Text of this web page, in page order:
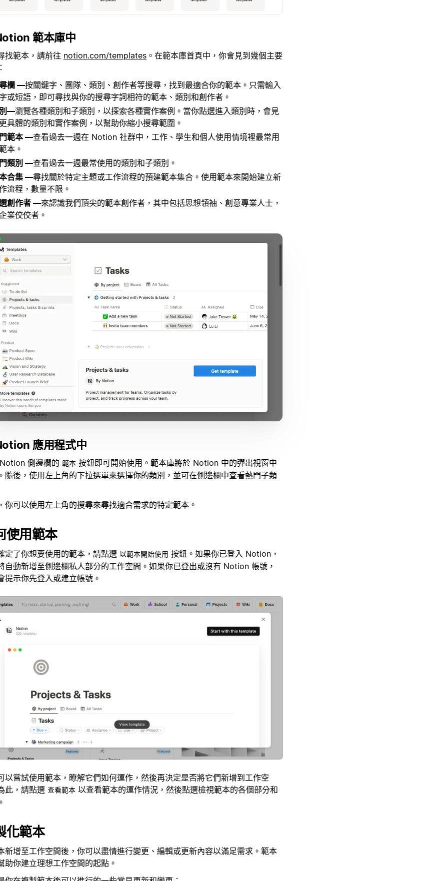
範本庫中
找範本，請前往 notion.com/templates 。在範本庫首頁中，你會見到幾個主要
欄 —按關鍵字、團隊、類別、創作者等搜尋，找到最適合你的範本。只需輸入
或短語，即可尋找與你的搜尋字詞相符的範本、類別和創作者。
—瀏覽各種類別和子類別，以探索各種實作案例。當你點選進入類別時，會見
具體的類別和實作案例，以幫助你縮小搜尋範圍。
範本 —查看過去一週在 Notion 社群中，工作、學生和個人使用情境裡最常用
本。
類別 —查看過去一週最常使用的類別和子類別。
合集 —尋找關於特定主題或工作流程的預建範本集合。使用範本來開始建立新
流程，數量不限。
創作者 —來認識我們頂尖的範本創作者，其中包括思想領袖、創意專業人士，
業佼佼者。
應用程式中
側邊欄的 範本 按鈕即可開始使用。範本庫將於 Notion 中的彈出視窗中
隨後，使用左上角的下拉選單來選擇你的類別，並可在側邊欄中查看熱門子類
你可以使用左上角的搜尋來尋找適合需求的特定範本。
使用範本
定了你想要使用的範本，請點選 以範本開始使用 按鈕。如果你已登入 Notion，
自動新增至側邊欄私人部分的工作空間。如果你已登出或沒有 Notion 帳號，
提示你先登入或建立帳號。
以嘗試使用範本，瞭解它們如何運作，然後再決定是否將它們新增到工作空
此，請點選 查看範本 以查看範本的運作情況，然後點選檢視範本的各個部分和
化範本
新增至工作空間後，你可以盡情進行變更、編輯或更新內容以滿足需求。範本
助你建立理想工作空間的起點。